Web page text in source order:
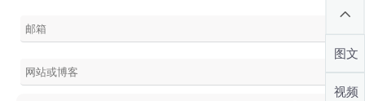
图文
视频